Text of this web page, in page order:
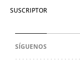
SUSCRIPTOR
SÍGUENOS